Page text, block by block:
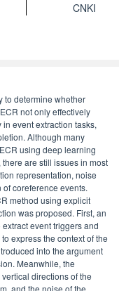
CNKI
to determine whether
not only effectively
event extraction tasks,
Although many
using deep learning
are still issues in most
representation, noise
coreference events.
method using explicit
was proposed. First, an
event triggers and
express the context of the
into the argument
Meanwhile, the
directions of the
and the noise of the